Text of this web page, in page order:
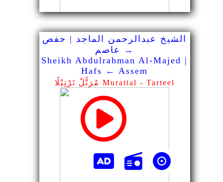
الشيخ عبدالرحمن الماجد | حفص
→ عاصم
Sheikh Abdulrahman Al-Majed |
Hafs ← Assem
مُرَتًّلٌ تَرْتِيْلًا Murattal - Tarteel